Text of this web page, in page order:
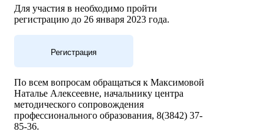
Для участия в необходимо пройти
регистрацию до 26 января 2023 года.
Регистрация
По всем вопросам обращаться к Максимовой
Наталье Алексеевне, начальнику центра
методического сопровождения
профессионального образования, 8(3842) 37-
85-36.